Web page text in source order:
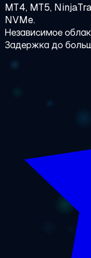
MT4, MT5,
NVMe.
Независимое
Задержка до